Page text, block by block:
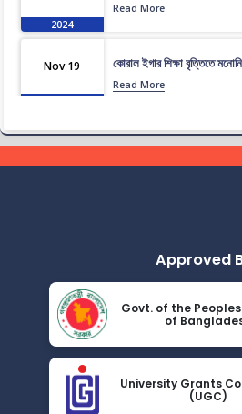
2024
Read More
Nov 19
2024
কোরাল ইগার শিক্ষা বৃত্তিতে
Read More
ধূমপান, পান সেবন করা ও মাদক
Nov 19
2024
আন্তর্জাতিক মাতৃভাষা দিবস ও
Read More
Nov 19
2024
এপ্রিল ২০২৩ সেমিস্টারের
বিজ্ঞপ্তি
Approved
Govt. of the
of
University Grants
(UGC)